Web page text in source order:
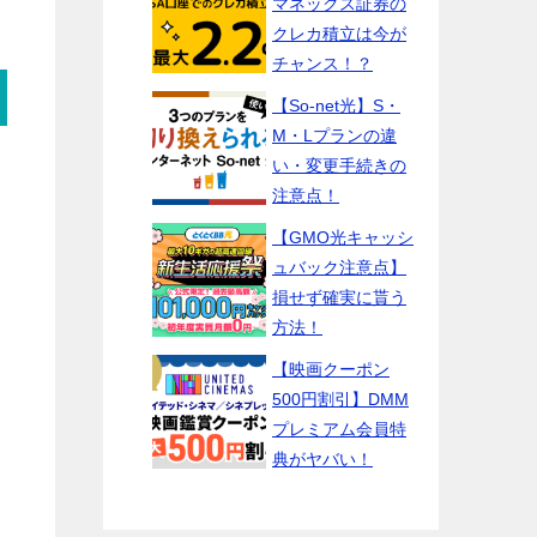
クレカ積立は今が
チャンス！？
【So-net光】S・
M・Lプランの違
い・変更手続きの
注意点！
【GMO光キャッシ
ュバック注意点】
損せず確実に貰う
方法！
【映画クーポン
500円割引】DMM
プレミアム会員特
典がヤバい！